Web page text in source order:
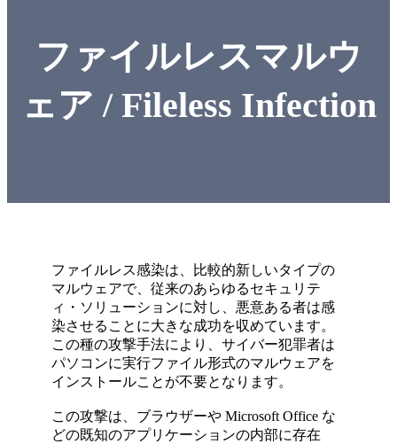
ファイルレスマルウ
ェア / Fileless Infection
ファイルレス感染は、比較的新しいタイプの
マルウェアで、従来のあらゆるセキュリテ
ィ・ソリューションに対し、悪意ある者は感
染させることに大きな成功を収めています。
この種の攻撃手法により、サイバー犯罪者は
パソコンに実行ファイル形式のマルウェアを
インストールことが不要となります。
この攻撃は、ブラウザーや Microsoft Office な
どの既知のアプリケーションの内部に存在